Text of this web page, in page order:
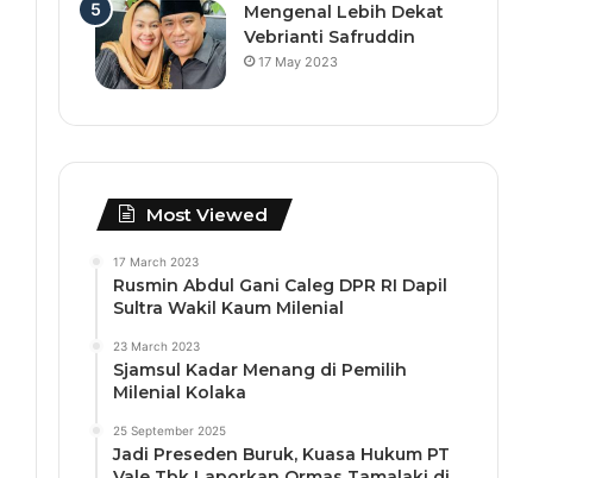
Mengenal Lebih Dekat
Vebrianti Safruddin
17 May 2023
Most Viewed
17 March 2023
Rusmin Abdul Gani Caleg DPR RI Dapil
Sultra Wakil Kaum Milenial
23 March 2023
Sjamsul Kadar Menang di Pemilih
Milenial Kolaka
25 September 2025
Jadi Preseden Buruk, Kuasa Hukum PT